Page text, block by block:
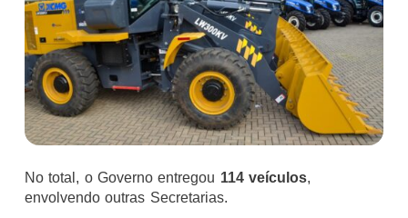
No total, o Governo entregou 114 veículos,
envolvendo outras Secretarias.